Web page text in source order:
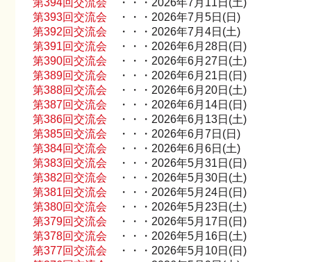
第394回交流会 ・・・2026年7月11日(土)
第393回交流会 ・・・2026年7月5日(日)
第392回交流会 ・・・2026年7月4日(土)
第391回交流会 ・・・2026年6月28日(日)
第390回交流会 ・・・2026年6月27日(土)
第389回交流会 ・・・2026年6月21日(日)
第388回交流会 ・・・2026年6月20日(土)
第387回交流会 ・・・2026年6月14日(日)
第386回交流会 ・・・2026年6月13日(土)
第385回交流会 ・・・2026年6月7日(日)
第384回交流会 ・・・2026年6月6日(土)
第383回交流会 ・・・2026年5月31日(日)
第382回交流会 ・・・2026年5月30日(土)
第381回交流会 ・・・2026年5月24日(日)
第380回交流会 ・・・2026年5月23日(土)
第379回交流会 ・・・2026年5月17日(日)
第378回交流会 ・・・2026年5月16日(土)
第377回交流会 ・・・2026年5月10日(日)